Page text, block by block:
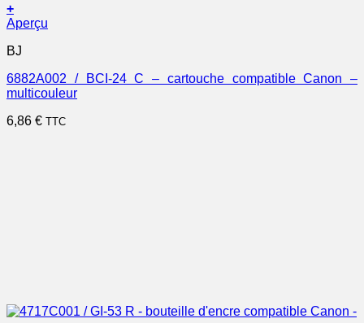
+
Aperçu
BJ
6882A002 / BCI-24 C – cartouche compatible Canon –
multicouleur
6,86 € TTC